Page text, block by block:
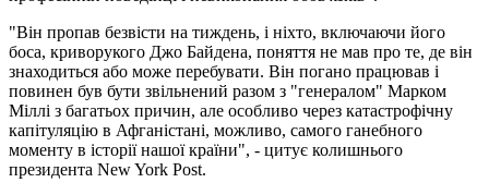
"Він пропав безвісти на тиждень, і ніхто, включаючи його
боса, криворукого Джо Байдена, поняття не мав про те, де він
знаходиться або може перебувати. Він погано працював і
повинен був бути звільнений разом з "генералом" Марком
Міллі з багатьох причин, але особливо через катастрофічну
капітуляцію в Афганістані, можливо, самого ганебного
моменту в історії нашої країни", - цитує колишнього
президента New York Post.